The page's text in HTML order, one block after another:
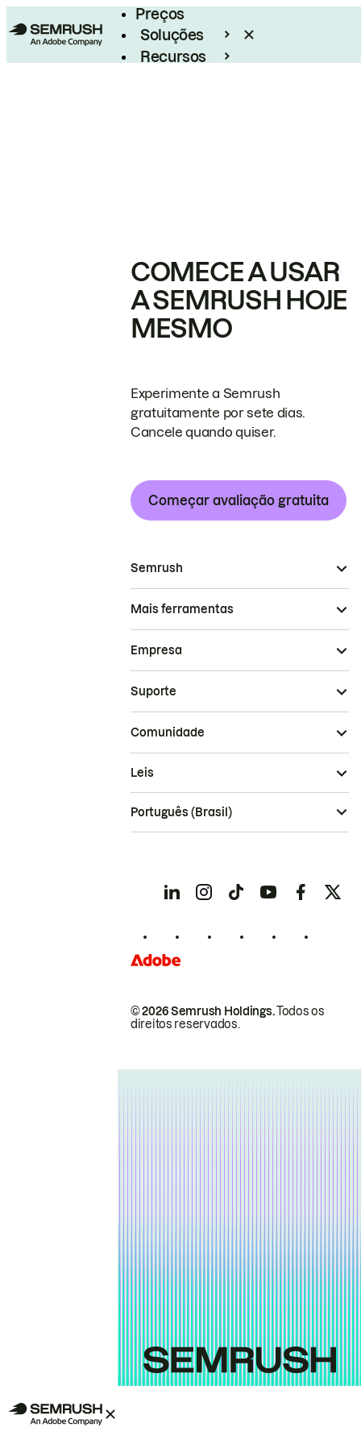
Preços
Soluções
Recursos
COMECE A USAR
A SEMRUSH HOJE
MESMO
Experimente a Semrush
gratuitamente por sete dias.
Cancele quando quiser.
Começar avaliação gratuita
Semrush
Mais ferramentas
Empresa
Suporte
Comunidade
© 2026 Semrush Holdings.Todos os
direitos reservados.
Leis
Português (Brasil)